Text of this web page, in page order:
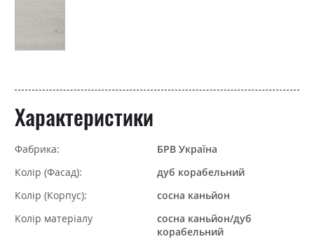
Характеристики
Фабрика:
БРВ Україна
Колір (Фасад):
дуб корабельний
Колір (Корпус):
сосна каньйон
Колір матеріалу
сосна каньйон/дуб
корабельний